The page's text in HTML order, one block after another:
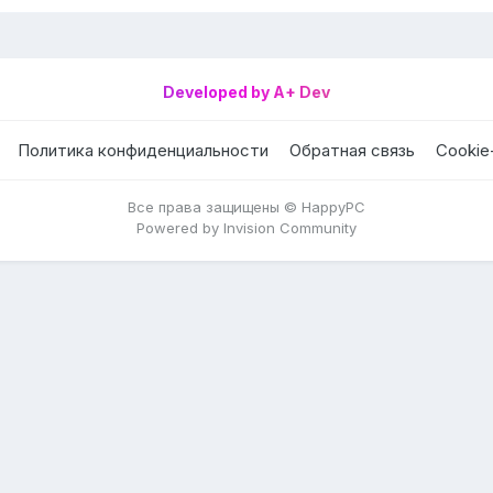
Developed by A+ Dev
Политика конфиденциальности Обратная связь
Все права защищены © HappyPC
Powered by Invision Community